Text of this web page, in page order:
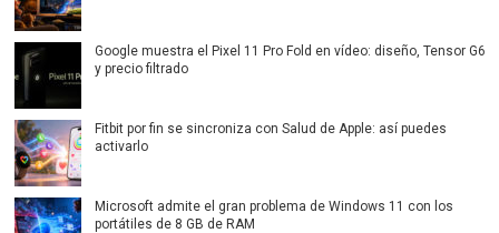
Google muestra el Pixel 11 Pro Fold en vídeo: diseño, Tensor G6
y precio filtrado
Fitbit por fin se sincroniza con Salud de Apple: así puedes
activarlo
Microsoft admite el gran problema de Windows 11 con los
portátiles de 8 GB de RAM